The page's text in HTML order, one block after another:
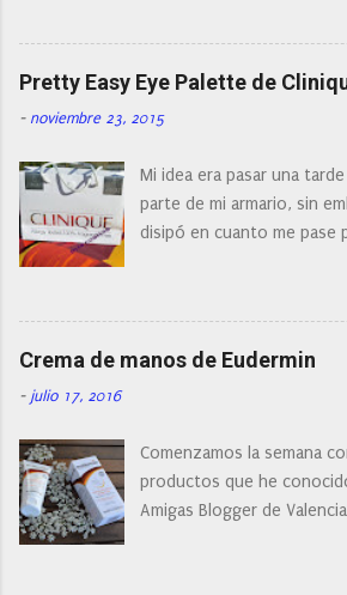
con diferentes
cepillos de rotación o de
naturalmente de todos los
actualidad tal variedad,
compra debemos de
post os voy a dar mi
cepillo facial de Clinique
Pretty Easy Eye Palette de
- noviembre 23, 2015
Mi idea era pasar una
parte de mi armario, sin
disipó en cuanto me pase
resistirse a esta paleta
Crema de manos de Eudermin
- julio 17, 2016
Comenzamos la semana
productos que he
Amigas Blogger de
manos para utilizar tanto